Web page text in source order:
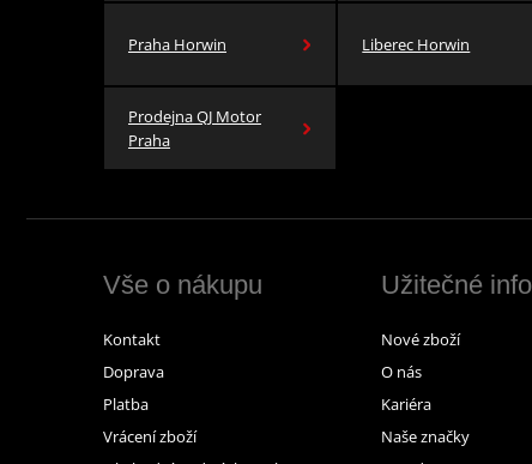
Praha Horwin Liberec Horwin
Prodejna QJ Motor
Praha
Vše o nákupu
Kontakt
Doprava
Platba
Vrácení zboží
Užitečné
Nové zboží
O nás
Kariéra
Naše značky